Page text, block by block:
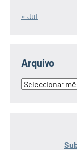
« Jul
Arquivo
Arquivo